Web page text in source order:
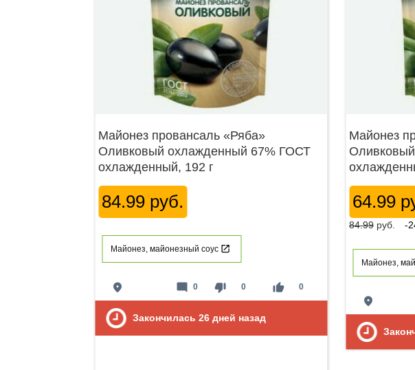
Майонез провансаль «Ряба»
Оливковый охлажденный 67% ГОСТ
охлажденный, 192 г
84.99 руб.
Майонез, майонезный соус
place thumb_down 0 thumb_up 0
mode_comment 0
Закончилась 26 дней назад
Майонез
64.99
84.99 руб. -
Майонез,
place